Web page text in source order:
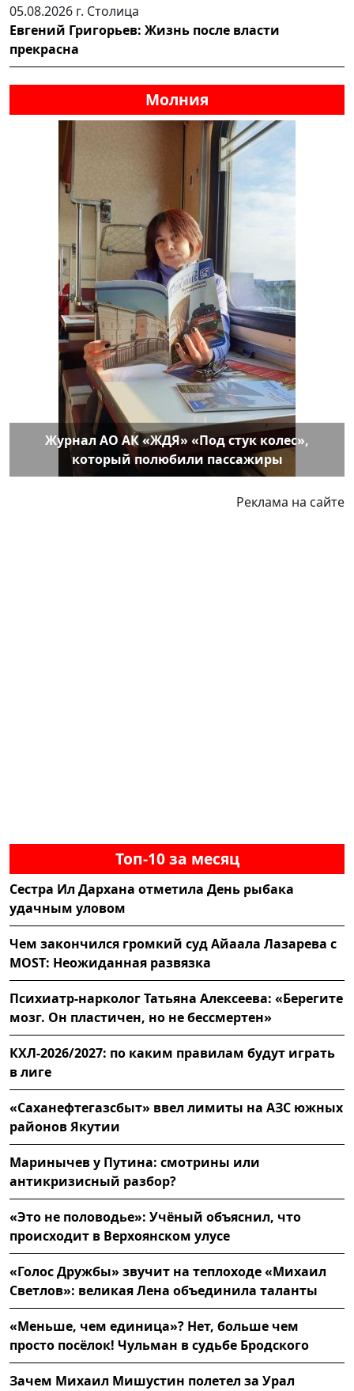
05.08.2026 г. Столица
Евгений Григорьев: Жизнь после власти
прекрасна
Молния
Журнал АО АК «ЖДЯ» «Под стук колес»,
который полюбили пассажиры
Реклама на сайте
Топ-10 за месяц
Сестра Ил Дархана отметила День рыбака
удачным уловом
Чем закончился громкий суд Айаала Лазарева с
MOST: Неожиданная развязка
Психиатр-нарколог Татьяна Алексеева: «Берегите
мозг. Он пластичен, но не бессмертен»
КХЛ-2026/2027: по каким правилам будут играть
в лиге
«Саханефтегазсбыт» ввел лимиты на АЗС южных
районов Якутии
Маринычев у Путина: смотрины или
антикризисный разбор?
«Это не половодье»: Учёный объяснил, что
происходит в Верхоянском улусе
«Голос Дружбы» звучит на теплоходе «Михаил
Светлов»: великая Лена объединила таланты
«Меньше, чем единица»? Нет, больше чем
просто посёлок! Чульман в судьбе Бродского
Зачем Михаил Мишустин полетел за Урал